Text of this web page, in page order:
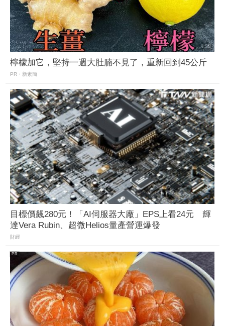
檸檬加它，堅持一週大肚腩不見了，重新回到45公斤
PR・新素簡
目標價飆280元！「AI伺服器大廠」EPS上看24元 輝
達Vera Rubin、超微Helios量產營運爆發
財經